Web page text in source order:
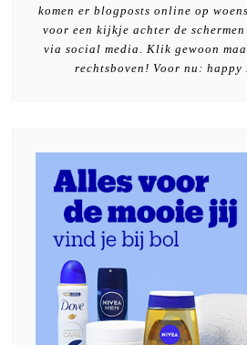
komen er blogposts online op
voor een kijkje achter de
via social media. Klik gewoon
rechtsboven! Voor nu: happy